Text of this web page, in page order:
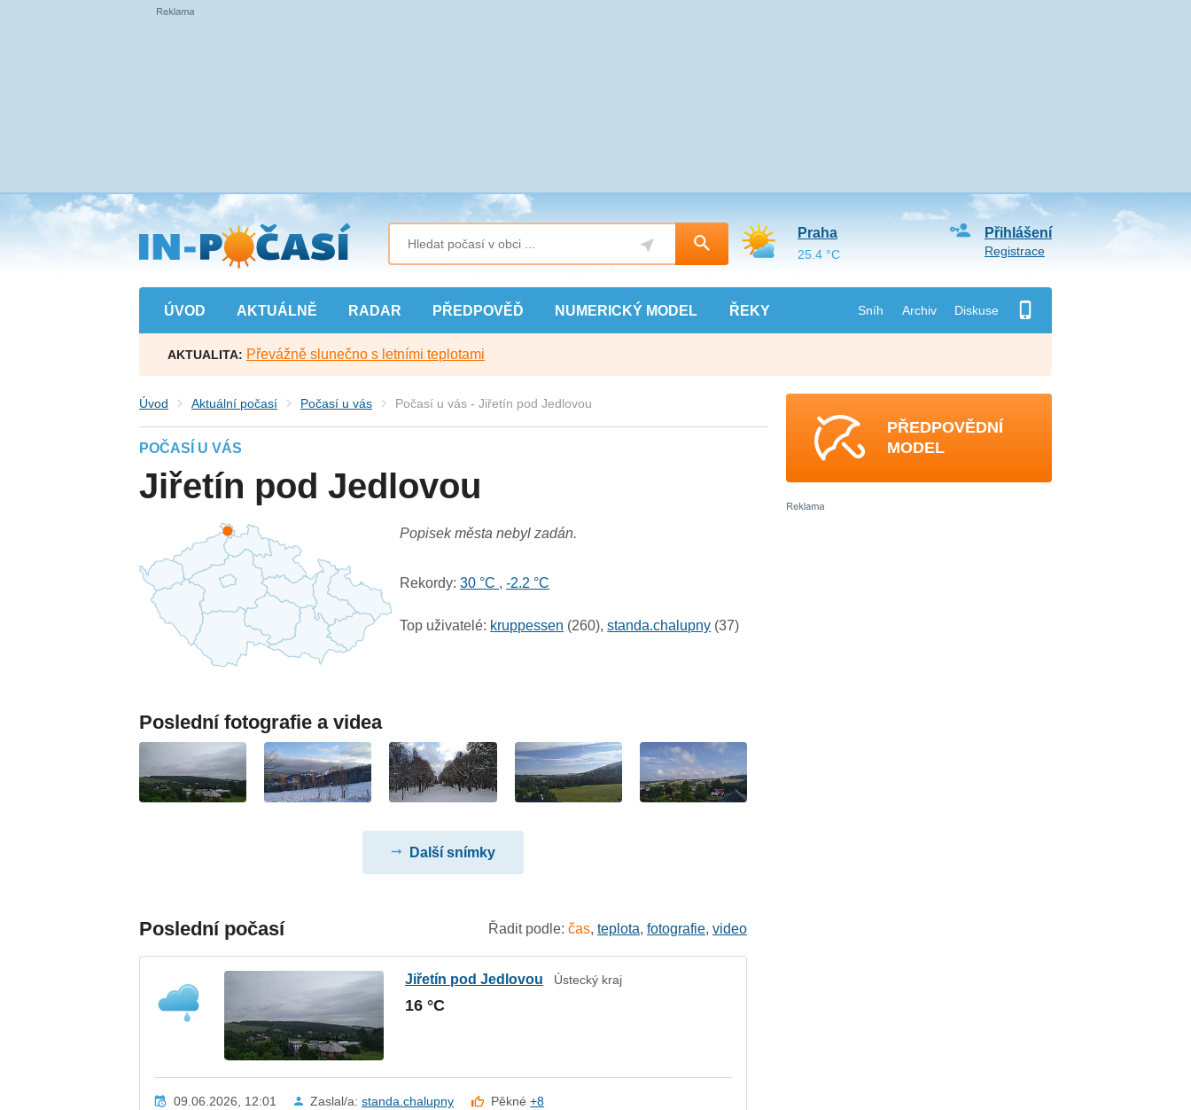
Přejít
na
hlavní
obsah
ÚVOD AKTUÁLNĚ RADAR PŘEDPOVĚĎ NUMERICKÝ MODEL ŘEKY Sníh Archiv Diskuse
Přihlášení
Registrace
Praha
25.4 °C
AKTUALITA: Převážně slunečno s letními teplotami
Úvod Aktuální počasí Počasí u vás Počasí u vás - Jiřetín pod Jedlovou
POČASÍ U VÁS
Jiřetín pod Jedlovou
Popisek města nebyl zadán.
Rekordy: 30 °C ,-2.2 °C
Top uživatelé: kruppessen (260),standa.chalupny (37)
Poslední fotografie a videa
Další snímky
Poslední počasí Řadit podle: čas, teplota, fotografie, video
Jiřetín pod Jedlovou Ústecký kraj
16 °C
09.06.2026, 12:01 Zaslal/a:standa.chalupny Pěkné+8
PŘEDPOVĚDNÍ
MODEL